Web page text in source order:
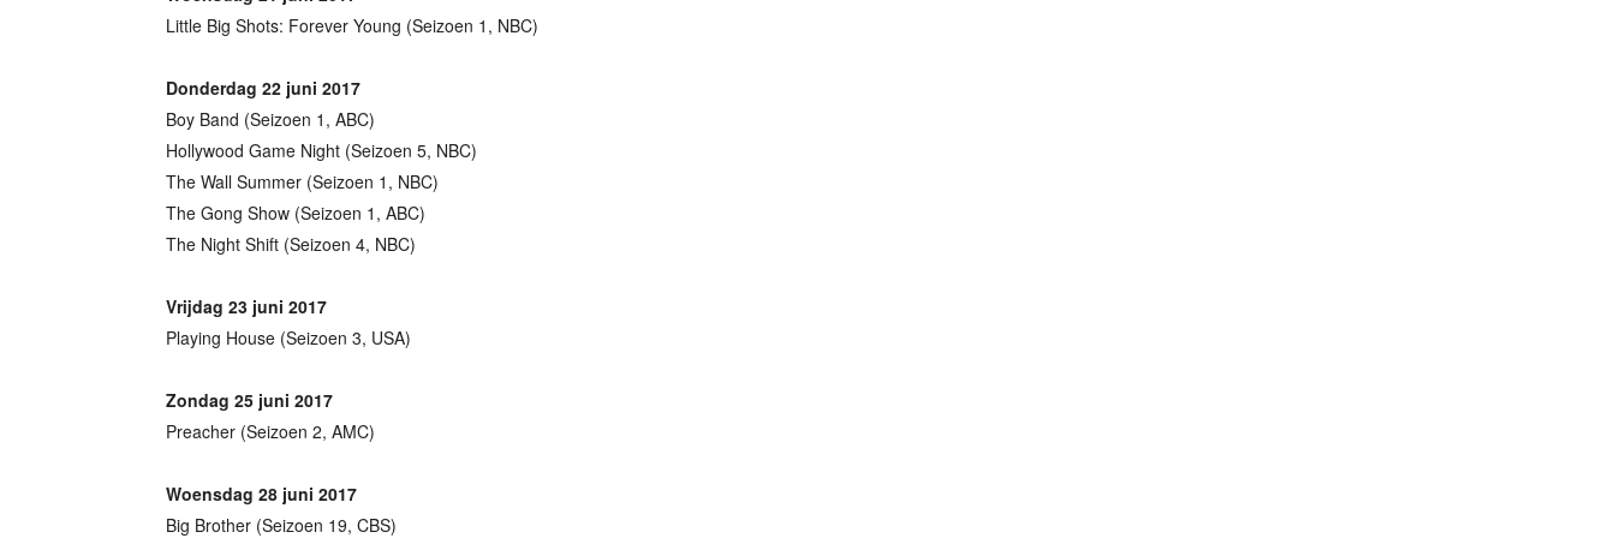
Little Big Shots: Forever Young (Seizoen 1, NBC)
Donderdag 22 juni 2017
Boy Band (Seizoen 1, ABC)
Hollywood Game Night (Seizoen 5, NBC)
The Wall Summer (Seizoen 1, NBC)
The Gong Show (Seizoen 1, ABC)
The Night Shift (Seizoen 4, NBC)
Vrijdag 23 juni 2017
Playing House (Seizoen 3, USA)
Zondag 25 juni 2017
Preacher (Seizoen 2, AMC)
Woensdag 28 juni 2017
Big Brother (Seizoen 19, CBS)